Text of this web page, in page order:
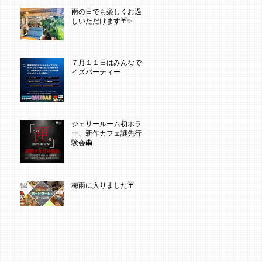
雨の日でも楽しくお過ご
しいただけます☔✨
７月１１日はみんなでク
イズパーティー
ジェリールーム初ホラ
ー、新作カフェ謎先行体
験会👻
梅雨に入りました☔️